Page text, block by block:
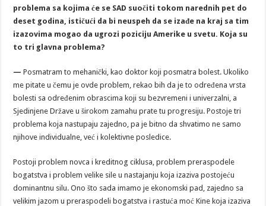
problema sa kojima će se SAD suočiti tokom narednih pet do
deset godina, ističući da bi neuspeh da se izađe na kraj sa tim
izazovima mogao da ugrozi poziciju Amerike u svetu. Koja su
to tri glavna problema?
— Posmatram to mehanički, kao doktor koji posmatra bolest. Ukoliko
me pitate u čemu je ovde problem, rekao bih da je to određena vrsta
bolesti sa određenim obrascima koji su bezvremeni i univerzalni, a
Sjedinjene Države u širokom zamahu prate tu progresiju. Postoje tri
problema koja nastupaju zajedno, pa je bitno da shvatimo ne samo
njihove individualne, već i kolektivne posledice.
Postoji problem novca i kreditnog ciklusa, problem preraspodele
bogatstva i problem velike sile u nastajanju koja izaziva postojeću
dominantnu silu. Ono što sada imamo je ekonomski pad, zajedno sa
velikim jazom u preraspodeli bogatstva i rastuća moć Kine koja izaziva